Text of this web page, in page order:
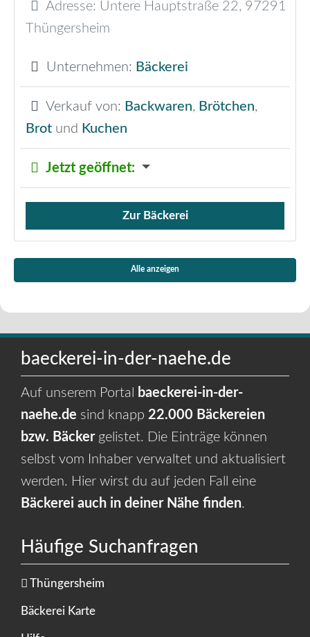
Adresse: Untere Hauptstraße 22, 97291
Thüngersheim
Unternehmen: Bäckerei
Verkauf von: Backwaren, Brötchen,
Brot und Kuchen
Jetzt geöffnet:
Verkauf von Brötchen,
Zur Bäckerei
Alle anzeigen
baeckerei-in-der-naehe.de
Auf unserem Portal
baeckerei-in-der-
naehe.de sind knapp 22.000 Bäckereien
bzw. Bäckergelistet. Die Einträge können
selbst vom Inhaber verwaltet und aktualisiert
werden. Hier wirst du auf jeden Fall eine
Bäckerei auch in deiner Nähe finden.
Häufige Suchanfragen
Thüngersheim
Bäckerei Karte